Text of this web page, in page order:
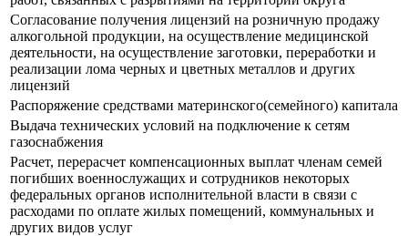
Согласование получения лицензий на розничную продажу
алкогольной продукции, на осуществление медицинской
деятельности, на осуществление заготовки, переработки и
реализации лома черных и цветных металлов и других
лицензий
Распоряжение средствами материнского(семейного) капитала
Выдача технических условий на подключение к сетям
газоснабжения
Расчет, перерасчет компенсационных выплат членам семей
погибших военнослужащих и сотрудников некоторых
федеральных органов исполнительной власти в связи с
расходами по оплате жилых помещений, коммунальных и
других видов услуг